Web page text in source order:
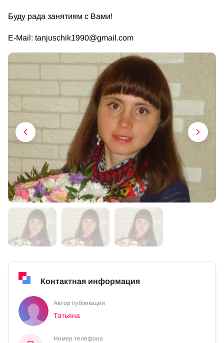
Буду рада занятиям с Вами!
E-Mail: tanjuschik1990@gmail.com
Контактная информация
Автор публикации
Татьяна
Номер телефона